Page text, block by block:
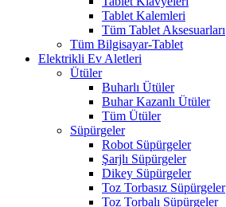
Tablet Kalemleri
Tüm Tablet Aksesuarları
Tüm Bilgisayar-Tablet
Elektrikli Ev Aletleri
Ütüler
Buharlı Ütüler
Buhar Kazanlı Ütüler
Tüm Ütüler
Süpürgeler
Robot Süpürgeler
Şarjlı Süpürgeler
Dikey Süpürgeler
Toz Torbasız Süpürgeler
Toz Torbalı Süpürgeler